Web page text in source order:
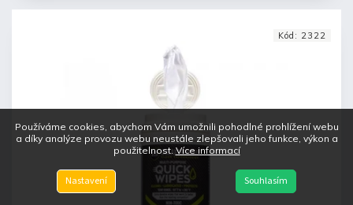
Používáme cookies, abychom Vám umožnili pohodlné prohlížení webu
a díky analýze provozu webu neustále zlepšovali jeho funkce, výkon a
použitelnost.Více informací
Nastavení Souhlasím
Kód: 2322